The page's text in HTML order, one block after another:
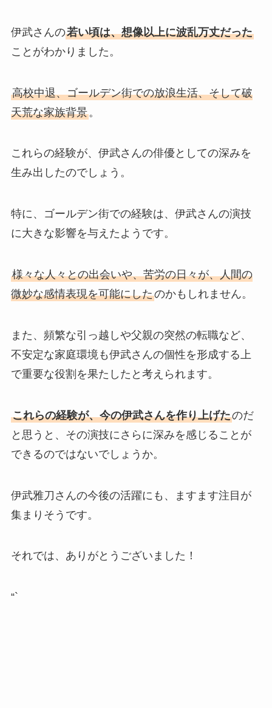
伊武さんの若い頃は、想像以上に波乱万丈だった
ことがわかりました。
高校中退、ゴールデン街での放浪生活、そして破
天荒な家族背景。
これらの経験が、伊武さんの俳優としての深みを
生み出したのでしょう。
特に、ゴールデン街での経験は、伊武さんの演技
に大きな影響を与えたようです。
様々な人々との出会いや、苦労の日々が、人間の
微妙な感情表現を可能にしたのかもしれません。
また、頻繁な引っ越しや父親の突然の転職など、
不安定な家庭環境も伊武さんの個性を形成する上
で重要な役割を果たしたと考えられます。
これらの経験が、今の伊武さんを作り上げたのだ
と思うと、その演技にさらに深みを感じることが
できるのではないでしょうか。
伊武雅刀さんの今後の活躍にも、ますます注目が
集まりそうです。
それでは、ありがとうございました！
“`